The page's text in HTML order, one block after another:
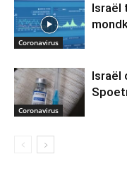
Coronavirus
Israël
Coronavirus
Israël